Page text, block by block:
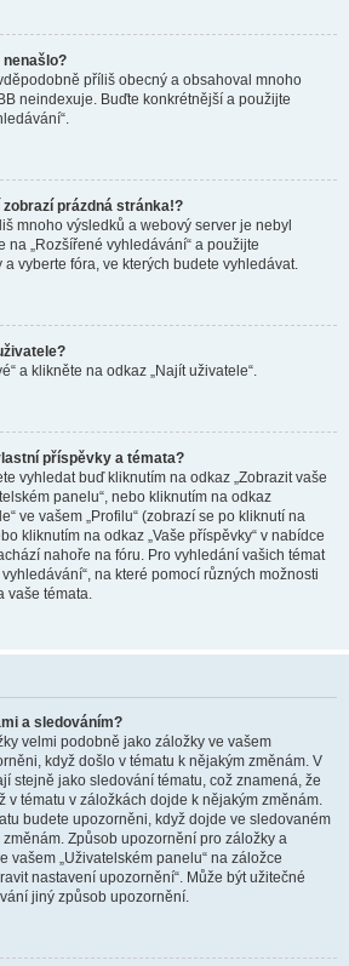
nenašlo?
příliš obecný a obsahoval mnoho
neindexuje. Buďte konkrétnější a použijte
prázdná stránka!?
mnoho výsledků a webový server je nebyl
na „Rozšířené vyhledávání“ a použijte
vyberte fóra, ve kterých budete vyhledávat.
a klikněte na odkaz „Najít uživatele“.
příspěvky a témata?
vyhledat buď kliknutím na odkaz „Zobrazit vaše
panelu“, nebo kliknutím na odkaz
ve vašem „Profilu“ (zobrazí se po kliknutí na
kliknutím na odkaz „Vaše příspěvky“ v nabídce
nahoře na fóru. Pro vyhledání vašich témat
na které pomocí různých možnosti
vaše témata.
a sledováním?
velmi podobně jako záložky ve vašem
když došlo v tématu k nějakým změnám. V
stejně jako sledování tématu, což znamená, že
v tématu v záložkách dojde k nějakým změnám.
budete upozorněni, když dojde ve sledovaném
Způsob upozornění pro záložky a
vašem „Uživatelském panelu“ na záložce
nastavení upozornění“. Může být užitečné
jiný způsob upozornění.